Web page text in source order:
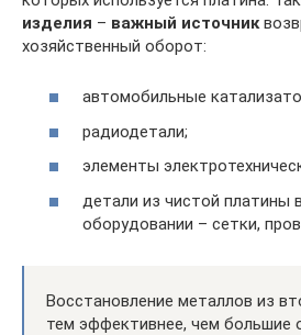
изделия – важный источник
хозяйственный оборот:
автомобильные
радиодетали;
элементы
детали из чистой платины
оборудовании – сетки,
Восстановление металлов из
тем эффективнее, чем большие